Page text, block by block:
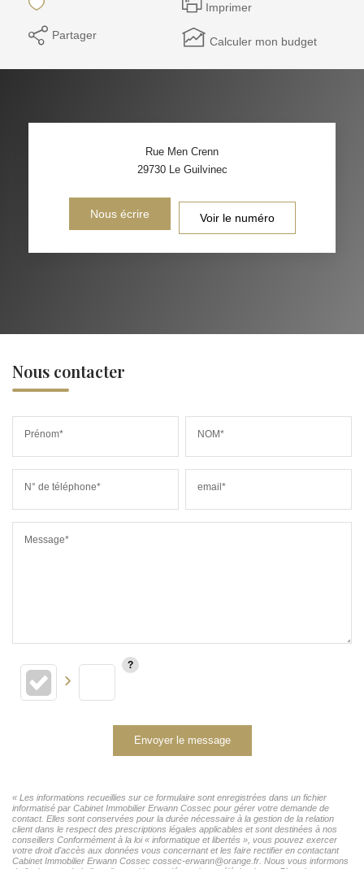
Imprimer
Partager Calculer mon budget
Rue Men Crenn
29730 Le Guilvinec
Nous écrire Voir le numéro
Nous contacter
Prénom* NOM*
N° de téléphone* email*
Message*
Envoyer le message
« Les informations recueillies sur ce formulaire sont enregistrées dans un fichier
informatisé par Cabinet Immobilier Erwann Cossec pour gérer votre demande de
contact. Elles sont conservées pour la durée nécessaire à la gestion de la relation
client dans le respect des prescriptions légales applicables et sont destinées à nos
conseillers Conformément à la loi « informatique et libertés », vous pouvez exercer
votre droit d'accès aux données vous concernant et les faire rectifier en contactant
Cabinet Immobilier Erwann Cossec cossec-erwann@orange.fr. Nous vous informons